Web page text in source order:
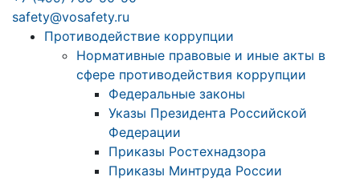
safety@vosafety.ru
Противодействие коррупции
Нормативные правовые и иные акты в
сфере противодействия коррупции
Федеральные законы
Указы Президента Российской
Федерации
Приказы Ростехнадзора
Приказы Минтруда России